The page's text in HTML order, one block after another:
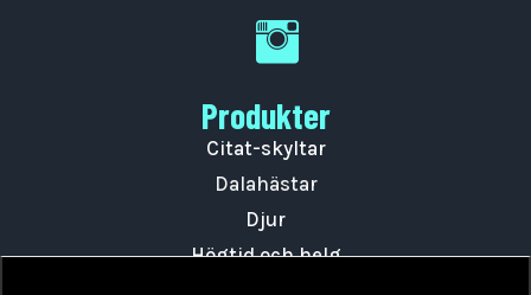
DaBoss Instagram
Produkter
Citat-skyltar
Dalahästar
Djur
Högtid och helg
För att vi ska
kunna
förbättra
och